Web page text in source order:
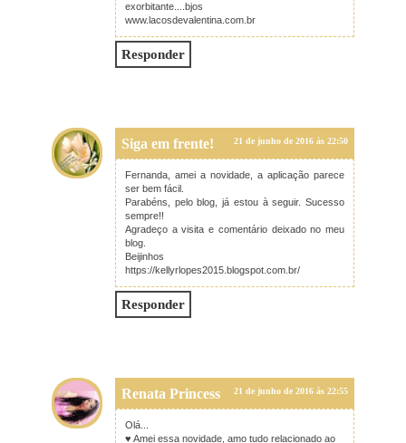
exorbitante....bjos
www.lacosdevalentina.com.br
Responder
Siga em frente! 21 de junho de 2016 às 22:50
Fernanda, amei a novidade, a aplicação parece
ser bem fácil.
Parabéns, pelo blog, já estou à seguir. Sucesso
sempre!!
Agradeço a visita e comentário deixado no meu
blog.
Beijinhos
https://kellyrlopes2015.blogspot.com.br/
Responder
Renata Princess 21 de junho de 2016 às 22:55
Olá...
♥ Amei essa novidade, amo tudo relacionado ao